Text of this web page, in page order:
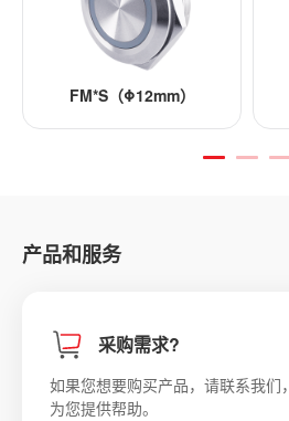
FM*S（Φ12mm）
产品和服务
采购需求?
如果您想要购买产品，请联系我们
为您提供帮助。